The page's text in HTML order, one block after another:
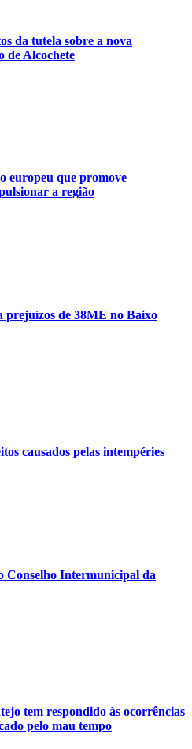
da tutela sobre a nova
de Alcochete
europeu que promove
a região
de 38ME no Baixo
causados pelas intempéries
Conselho Intermunicipal da
tem respondido às ocorrências
pelo mau tempo